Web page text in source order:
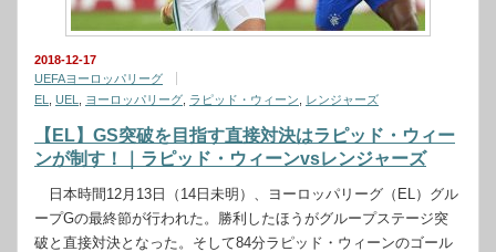
2018-12-17
UEFAヨーロッパリーグ
EL
UEL ヨーロッパリーグ ラピッド・ウィーン レンジャーズ
【EL】GS突破を目指す直接対決はラピッド・ウィー
ンが制す！｜ラピッド・ウィーンvsレンジャーズ
日本時間12月13日（14日未明）、ヨーロッパリーグ（EL）グル
ープGの最終節が行われた。勝利したほうがグループステージ突
破と直接対決となった。そして84分ラピッド・ウィーンのゴール